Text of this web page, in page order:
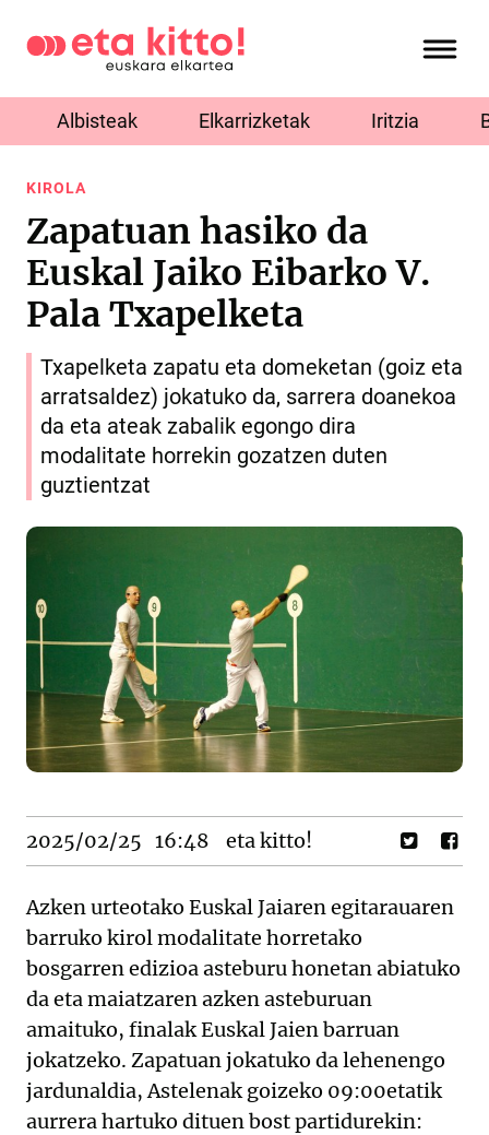
Albisteak Elkarrizketak Iritzia
KIROLA
Zapatuan hasiko da
Euskal Jaiko Eibarko V.
Pala Txapelketa
Txapelketa zapatu eta domeketan (goiz eta
arratsaldez) jokatuko da, sarrera doanekoa
da eta ateak zabalik egongo dira
modalitate horrekin gozatzen duten
guztientzat
2025/02/25 16:48 eta kitto!
Azken urteotako Euskal Jaiaren egitarauaren
barruko kirol modalitate horretako
bosgarren edizioa asteburu honetan abiatuko
da eta maiatzaren azken asteburuan
amaituko, finalak Euskal Jaien barruan
jokatzeko. Zapatuan jokatuko da lehenengo
jardunaldia, Astelenak goizeko 09:00etatik
aurrera hartuko dituen bost partidurekin: